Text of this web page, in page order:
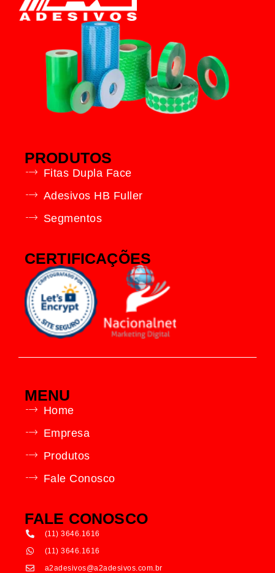
PRODUTOS
Fitas Dupla Face
Adesivos HB Fuller
Segmentos
CERTIFICAÇÕES
MENU
Home
Empresa
Produtos
Fale Conosco
FALE CONOSCO
(11) 3646.1616
(11) 3646.1616
a2adesivos@a2adesivos.com.br